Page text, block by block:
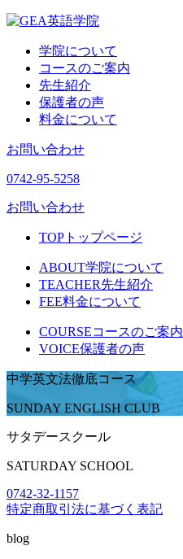
学院について
コースのご案内
先生紹介
保護者の声
料金について
お問い合わせ
0742-95-5258
お問い合わせ
TOP トップページ
ABOUT学院について
TEACHER先生紹介
FEE料金について
COURSEコースのご案内
VOICE保護者の声
中学英文法徹底コース
SUNDAY ENGLISH CLUB
サタデースクール
SATURDAY SCHOOL
0742-32-1157
特定商取引法に基づく表記
blog